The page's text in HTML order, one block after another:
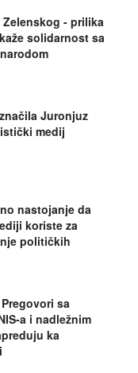
- prilika
solidarnost sa
Juronjuz
medij
nastojanje da
koriste za
političkih
sa
a i nadležnim
ka